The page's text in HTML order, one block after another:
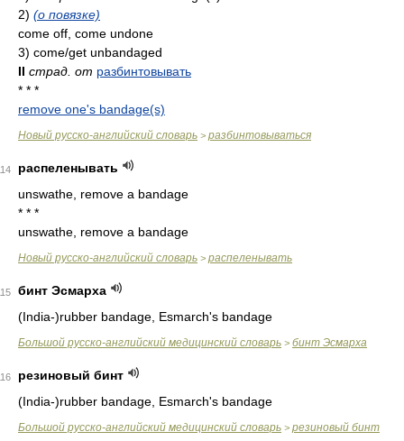
2) (о повязке)
come off, come undone
3) come/get unbandaged
II страд. от разбинтовывать
* * *
remove one's bandage(s)
Новый русско-английский словарь > разбинтовываться
распеленывать
unswathe, remove a bandage
* * *
unswathe, remove a bandage
Новый русско-английский словарь > распеленывать
бинт Эсмарха
(India-)rubber bandage, Esmarch's bandage
Большой русско-английский медицинский словарь > бинт Эсмарха
резиновый бинт
(India-)rubber bandage, Esmarch's bandage
Большой русско-английский медицинский словарь > резиновый бинт